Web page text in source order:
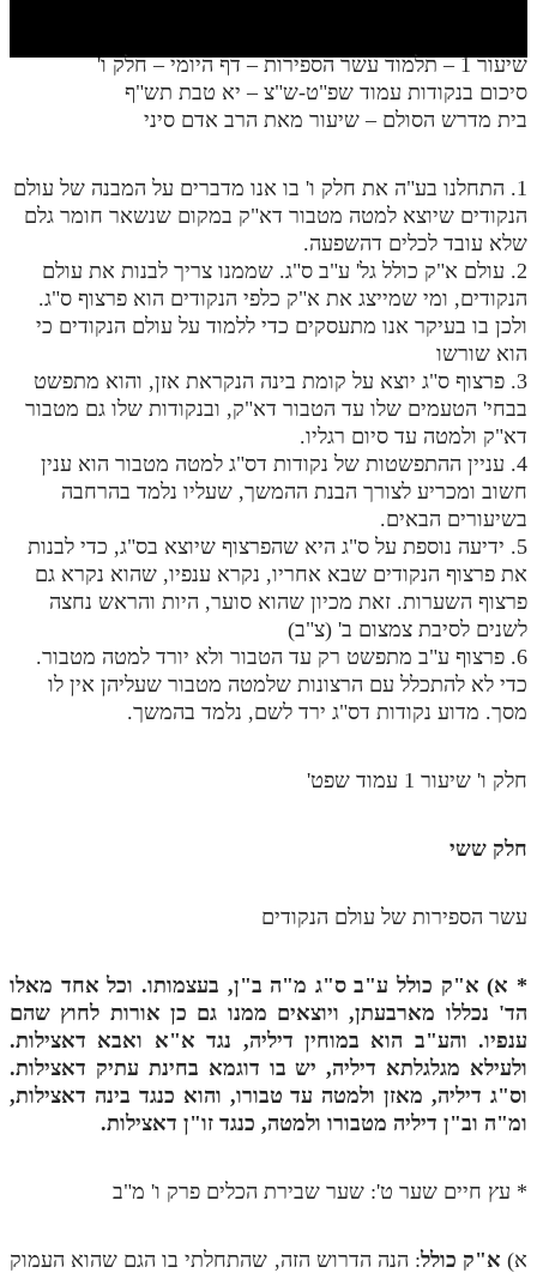
חלק יב
חלק יד
חלק טו
חלק ט"ז
בית שער הכוונות
שידור חי
הזמן סט תע"ס
הזמן סט תלמוד עשר הספירות
ספרים להורדה
מנוע חיפוש בספרים
תלמוד עשר הספירות בעיון
תלמוד עשר הספירות חלק א
תע"ס חלק ב' עיון
תלמוד עשר הספירות חלק ה
תלמוד עשר הספירות חלק ח
תלמוד עשר הספירות חלק ט
תלמוד עשר הספירות חלק י
תלמוד עשר הספירות חלק יא
תלמוד עשר הספירות חלק יג
תלמוד עשר הספירות חלק יד
שיעור 1 – תלמוד עשר הספירות – דף היומי – חלק ו'
סיכום בנקודות עמוד שפ"ט-ש"צ – יא טבת תש"ף
בית מדרש הסולם – שיעור מאת הרב אדם סיני
1. התחלנו בע"ה את חלק ו' בו אנו מדברים על המבנה של עולם
הנקודים שיוצא למטה מטבור דא"ק במקום שנשאר חומר גלם
שלא עובד לכלים דהשפעה.
2. עולם א"ק כולל גל' ע"ב ס"ג. שממנו צריך לבנות את עולם
הנקודים, ומי שמייצג את א"ק כלפי הנקודים הוא פרצוף ס"ג.
ולכן בו בעיקר אנו מתעסקים כדי ללמוד על עולם הנקודים כי
הוא שורשו
3. פרצוף ס"ג יוצא על קומת בינה הנקראת אזן, והוא מתפשט
בבחי' הטעמים שלו עד הטבור דא"ק, ובנקודות שלו גם מטבור
דא"ק ולמטה עד סיום רגליו.
4. עניין ההתפשטות של נקודות דס"ג למטה מטבור הוא ענין
חשוב ומכריע לצורך הבנת ההמשך, שעליו נלמד בהרחבה
בשיעורים הבאים.
5. ידיעה נוספת על ס"ג היא שהפרצוף שיוצא בס"ג, כדי לבנות
את פרצוף הנקודים שבא אחריו, נקרא ענפיו, שהוא נקרא גם
פרצוף השערות. זאת מכיון שהוא סוער, היות והראש נחצה
לשנים לסיבת צמצום ב' (צ"ב)
6. פרצוף ע"ב מתפשט רק עד הטבור ולא יורד למטה מטבור.
כדי לא להתכלל עם הרצונות שלמטה מטבור שעליהן אין לו
מסך. מדוע נקודות דס"ג ירד לשם, נלמד בהמשך.
חלק ו' שיעור 1 עמוד שפט'
חלק ששי
עשר הספירות של עולם הנקודים
* א) א"ק כולל ע"ב ס"ג מ"ה ב"ן, בעצמותו. וכל אחד מאלו
הד' נכללו מארבעתן, ויוצאים ממנו גם כן אורות לחוץ שהם
ענפיו. והע"ב הוא במוחין דיליה, נגד א"א ואבא דאצילות.
ולעילא מגלגלתא דיליה, יש בו דוגמא בחינת עתיק דאצילות.
וס"ג דיליה, מאזן ולמטה עד טבורו, והוא כנגד בינה דאצילות,
ומ"ה וב"ן דיליה מטבורו ולמטה, כנגד זו"ן דאצילות.
* עץ חיים שער ט': שער שבירת הכלים פרק ו' מ"ב
א) א"ק כולל: הנה הדרוש הזה, שהתחלתי בו הגם שהוא העמוק